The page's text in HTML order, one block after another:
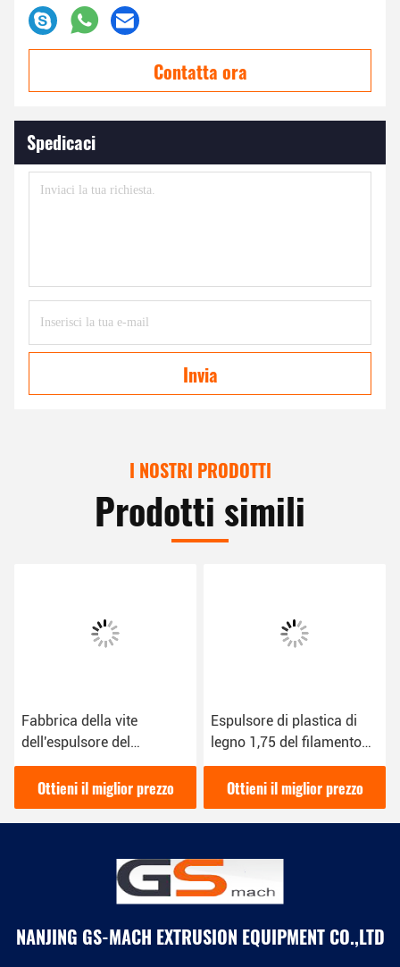
Contatta ora
Spedicaci
Invia
I NOSTRI PRODOTTI
Prodotti simili
Fabbrica della vite
dell'espulsore del
filamento della stampante
di tolleranza 3D di 0,03
millimetri singola diretta
Ottieni il miglior prezzo
Espulsore di plastica di
legno 1,75 del filamento
della stampante 3D di PLA
linea dell'estrusione da
3,00 millimetri
Ottieni il miglior prezzo
NANJING GS-MACH EXTRUSION EQUIPMENT CO.,LTD